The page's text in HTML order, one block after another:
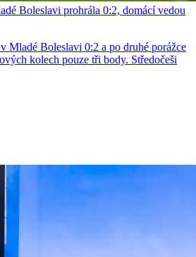
Boleslavi prohrála 0:2, domácí vedou
Mladé Boleslavi 0:2 a po druhé porážce
kolech pouze tři body. Středočeši